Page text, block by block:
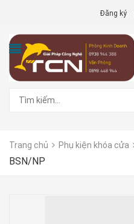
Đăng ký
Trang chủ Phụ kiện khóa cửa
BSN/NP